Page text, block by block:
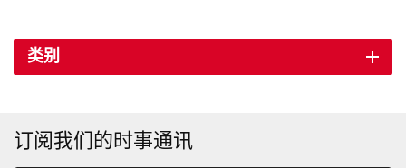
类别
订阅我们的时事通讯